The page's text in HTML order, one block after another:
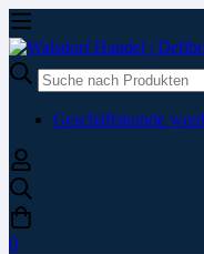
Suche
nach:
Geschäftskunde
0